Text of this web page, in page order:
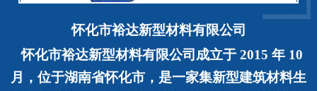
怀化市裕达新型材料有限公司
怀化市裕达新型材料有限公司 成立于 2015 年 10
月，位于湖南省怀化市，是一家集新型建筑材料生